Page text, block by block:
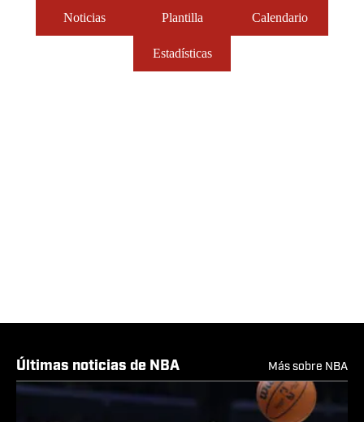
Noticias Plantilla Calendario
Estadísticas
Últimas noticias de NBA Más sobre NBA